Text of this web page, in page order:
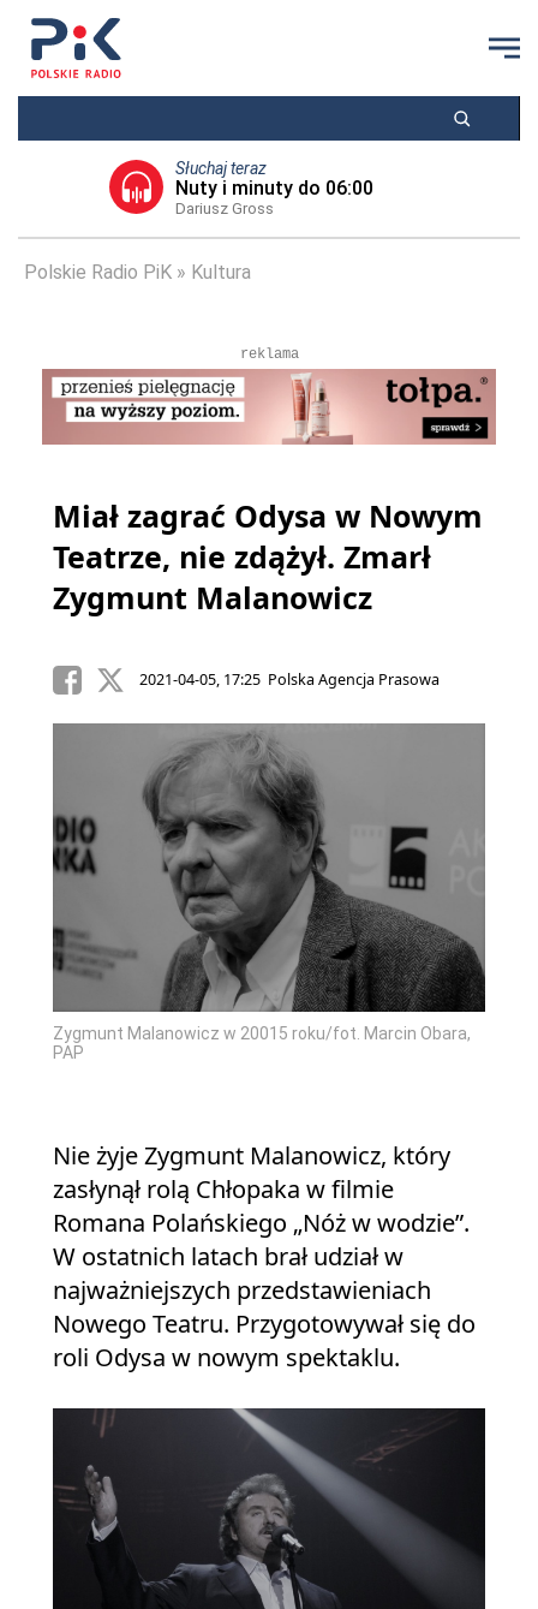
Słuchaj teraz
Nuty i minuty do 06:00
Dariusz Gross
Polskie Radio PiK Kultura
reklama
Miał zagrać Odysa w Nowym
Teatrze, nie zdążył. Zmarł
Zygmunt Malanowicz
2021-04-05, 17:25 Polska Agencja Prasowa
Zygmunt Malanowicz w 20015 roku/fot. Marcin Obara,
PAP
Nie żyje Zygmunt Malanowicz, który
zasłynął rolą Chłopaka w filmie
Romana Polańskiego „Nóż w wodzie”.
W ostatnich latach brał udział w
najważniejszych przedstawieniach
Nowego Teatru. Przygotowywał się do
roli Odysa w nowym spektaklu.